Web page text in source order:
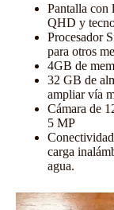
Pantalla con
QHD y
Procesador
para otros
4GB de
32 GB de
ampliar vía
Cámara de
5 MP
carga
agua.